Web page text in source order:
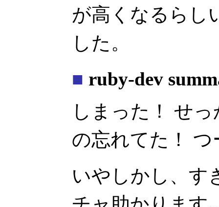
が高くなるらし
した。
■ ruby-dev
しまった！ せ
の忘れてた！
いやしかし、す